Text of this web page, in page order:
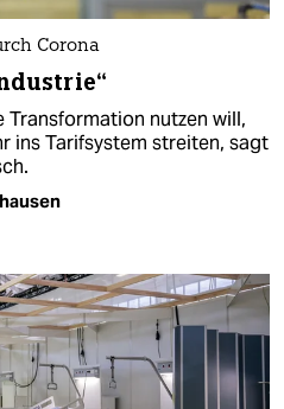
Corona
Transformation nutzen will,
ins Tarifsystem streiten, sagt